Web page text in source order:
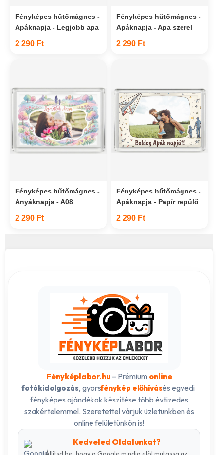
Fényképes hűtőmágnes -
Apáknapja - Legjobb apa
2 290 Ft
Fényképes hűtőmágnes -
Apáknapja - Apa szerel
2 290 Ft
Fényképes hűtőmágnes -
Anyáknapja - A08
2 290 Ft
Fényképes hűtőmágnes -
Apáknapja - Papír repülő
2 290 Ft
Fényképlabor.hu– Prémium online
fotókidolgozás, gyorsfénykép előhívásés egyedi
fényképes ajándékok készítése több évtizedes
szakértelemmel. Szeretettel várjuk üzletünkben és
online felületünkön is!
Kedveled Oldalunkat?
Állítsd be, hogy a Google mindig elöl mutassa az